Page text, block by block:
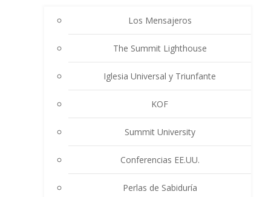
Los Mensajeros
The Summit Lighthouse
Iglesia Universal y Triunfante
KOF
Summit University
Conferencias EE.UU.
Perlas de Sabiduría